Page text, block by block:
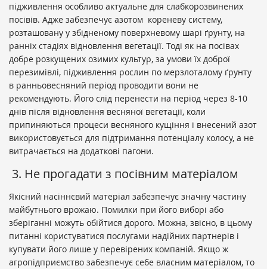
підживлення особливо актуальне для слабкорозвинених
посівів. Адже забезпечує азотом кореневу систему,
розташовану у збідненому поверхневому шарі ґрунту, на
ранніх стадіях відновлення вегетації. Тоді як на посівах
добре розкущених озимих культур, за умови їх доброї
перезимівлі, підживлення рослин по мерзлоталому ґрунту
в ранньовесняний період проводити вони не
рекомендують. Його слід перенести на період через 8-10
днів після відновлення весняної вегетації, коли
припиняються процеси весняного кущіння і внесений азот
використовується для підтримання потенціалу колосу, а не
витрачається на додаткові пагони.
3. Не прогадати з посівним матеріалом
Якісний насіннєвий матеріал забезпечує значну частину
майбутнього врожаю. Помилки при його виборі або
зберіганні можуть обійтися дорого. Можна, звісно, в цьому
питанні користуватися послугами надійних партнерів і
купувати його лише у перевірених компаній. Якщо ж
агропідприємство забезпечує себе власним матеріалом, то